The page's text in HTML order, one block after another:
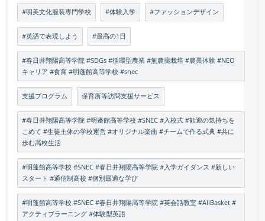
#明美文化服装専門学校 #体験入学 #ファッションデザイン
#英語で表現しよう #最高の1日
#春日井翔陽高等学院 #SDGs #循環型農業 #無農薬栽培 #農業体験 #NEO
キャリア #食育 #明蓬館高等学校 #snec
支援プログラム 保育所等訪問支援サービス
#春日井翔陽高等学院 #明蓬館高等学校 #SNEC #入校式 #歓迎の気持ちを
こめて #生徒主体の学校運営 #オリジナル楽曲 #チームで作る式典 #共に
歩む高校生活
#明蓬館高等学校 #SNEC #春日井翔陽高等学院 #入学ガイダンス #新しい
スタート #通信制高校 #個別最適な学び
#明蓬館高等学校 #SNEC #春日井翔陽高等学院 #英会話教室 #AllBasket #
アクティブラーニング #体験型英語